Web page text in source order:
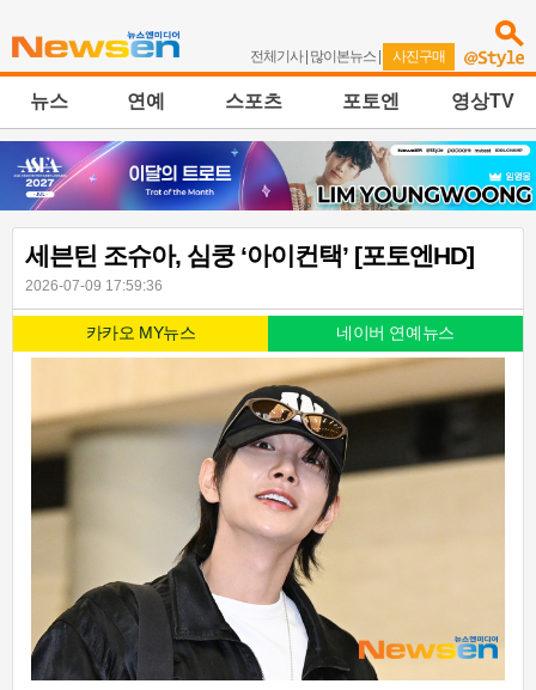
전체기사| 많이본뉴스 | 사진구매
뉴스 연예 스포츠 포토엔 영상TV
세븐틴 조슈아, 심쿵 ‘아이컨택’ [포토엔HD]
2026-07-09 17:59:36
카카오 MY뉴스 네이버 연예뉴스